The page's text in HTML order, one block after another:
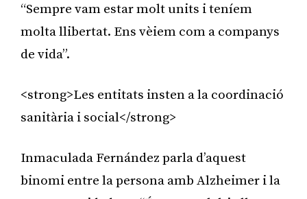
“Sempre vam estar molt units i teníem
molta llibertat. Ens vèiem com a companys
de vida”.
<strong>Les entitats insten a la coordinació
sanitària i social</strong>
Inmaculada Fernández parla d’aquest
binomi entre la persona amb Alzheimer i la